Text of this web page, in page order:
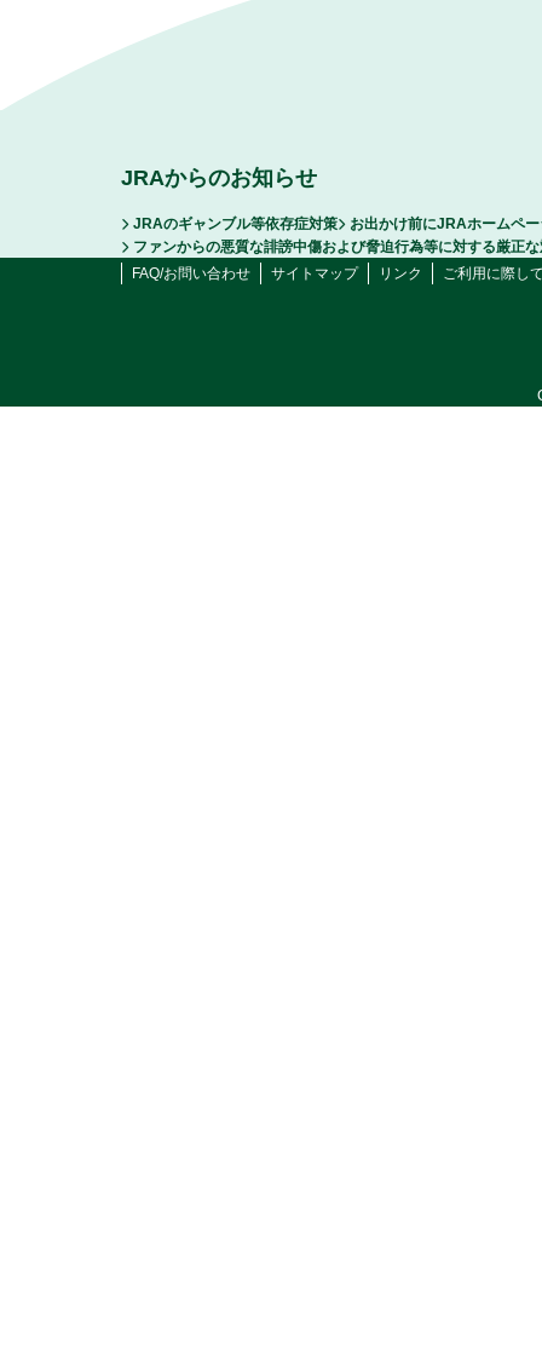
JRAからのお知らせ
JRAのギャンブル等依存症対策
お出かけ前にJRAホームペ
ファンからの悪質な誹謗中傷および脅迫行為等に対する厳正
FAQ/お問い合わせ
サイトマップ リンク ご利用に際し